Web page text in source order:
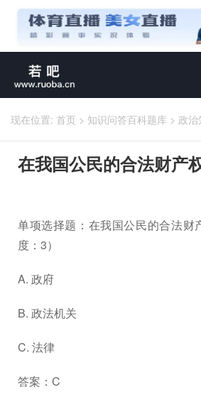
现在位置: 首页 > 知识问答百科题库 > 政治
在我国公民的合法财产
单项选择题：在我国公民的合法财
度：3）
A. 政府
B. 政法机关
C. 法律
答案：C